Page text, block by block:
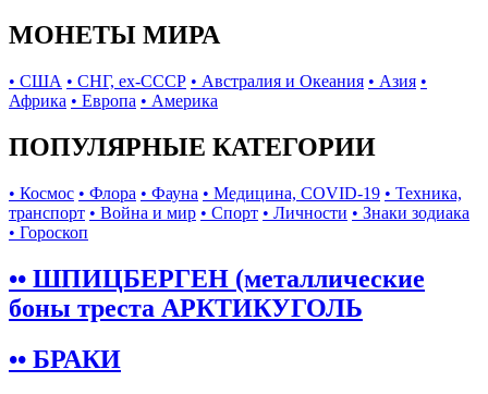
МОНЕТЫ МИРА
• США • СНГ, ex-СССР • Австралия и Океания • Азия •
Африка • Европа • Америка
ПОПУЛЯРНЫЕ КАТЕГОРИИ
• Космос • Флора • Фауна • Медицина, COVID-19 • Техника,
транспорт • Война и мир • Спорт • Личности • Знаки зодиака
• Гороскоп
•• ШПИЦБЕРГЕН (металлические
боны треста АРКТИКУГОЛЬ
•• БРАКИ